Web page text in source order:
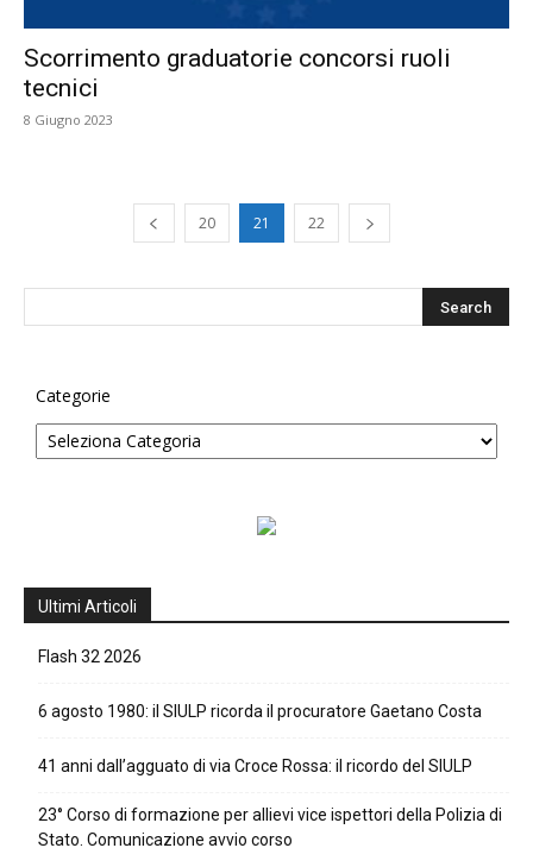
Scorrimento graduatorie concorsi ruoli
tecnici
8 Giugno 2023
20 21 22
Categorie
Ultimi Articoli
Flash 32 2026
6 agosto 1980: il SIULP ricorda il procuratore Gaetano Costa
41 anni dall’agguato di via Croce Rossa: il ricordo del SIULP
23° Corso di formazione per allievi vice ispettori della Polizia di
Stato. Comunicazione avvio corso